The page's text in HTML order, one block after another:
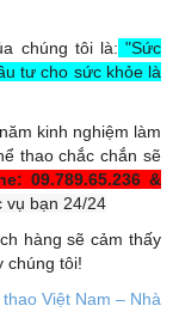
chúng tôi là: "Sức
tư cho sức khỏe là
kinh nghiệm làm
thao chắc chắn sẽ
09.789.65.236 &
vụ bạn 24/24
hàng sẽ cảm thấy
chúng tôi!
Việt Nam – Nhà